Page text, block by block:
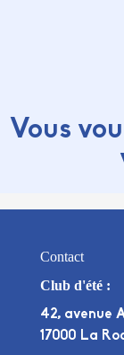
Vous
Contact
Club d'été :
42, avenue
17000 La